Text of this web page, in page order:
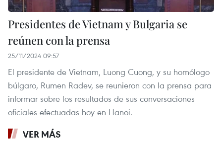
Presidentes de Vietnam y Bulgaria se
reúnen con la prensa
25/11/2024 09:57
El presidente de Vietnam, Luong Cuong, y su homólogo
búlgaro, Rumen Radev, se reunieron con la prensa para
informar sobre los resultados de sus conversaciones
oficiales efectuadas hoy en Hanoi.
VER MÁS